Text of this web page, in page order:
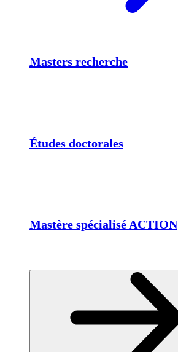
Masters recherche
Études doctorales
Mastère spécialisé ACTION